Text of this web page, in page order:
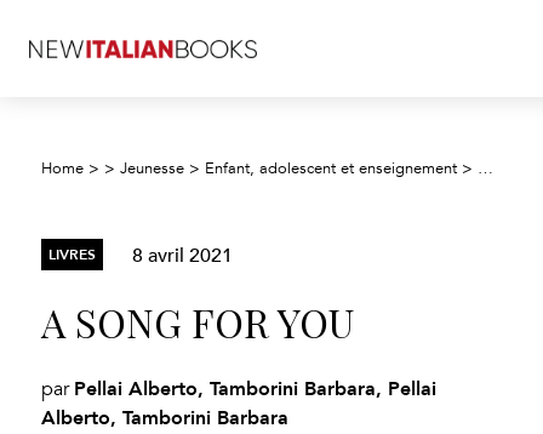
Home > >Jeunesse > Enfant, adolescent et enseignement >
LIVRES 8 avril 2021
A SONG FOR YOU
par Pellai Alberto, Tamborini Barbara, Pellai
Alberto, Tamborini Barbara